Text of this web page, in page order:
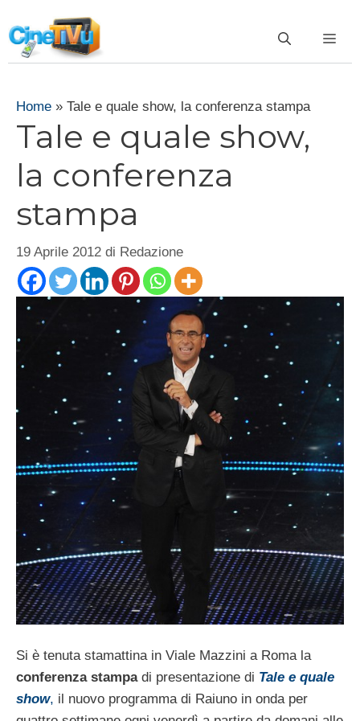
al
contenuto
Home » Tale e quale show, la conferenza stampa
Tale e quale show,
la conferenza
stampa
19 Aprile 2012 di Redazione
Si è tenuta stamattina in Viale Mazzini a Roma la
conferenza stampadi presentazione di Tale e quale
show, il nuovo programma di Raiuno in onda per